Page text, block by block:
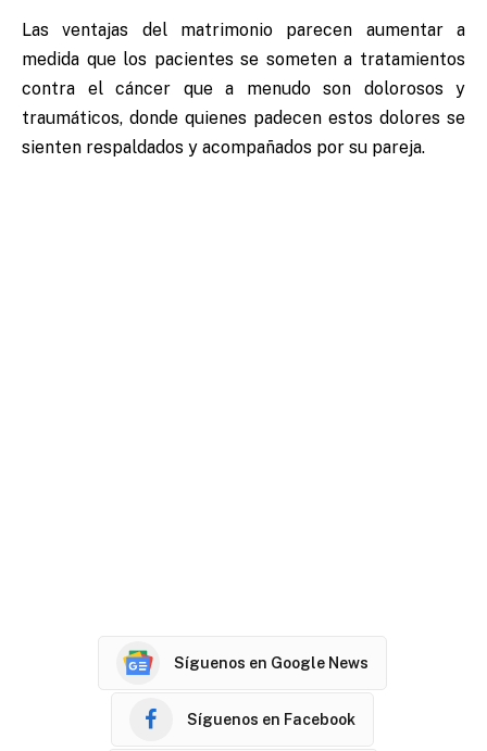
Las ventajas del matrimonio parecen aumentar a
medida que los pacientes se someten a tratamientos
contra el cáncer que a menudo son dolorosos y
traumáticos, donde quienes padecen estos dolores se
sienten respaldados y acompañados por su pareja.
Síguenos en Google News
Síguenos en Facebook